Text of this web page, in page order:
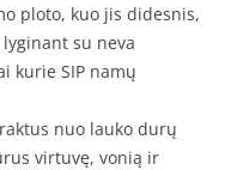
ploto, kuo jis didesnis,
su neva
kurie SIP namų
nuo lauko durų
virtuvę, vonią ir